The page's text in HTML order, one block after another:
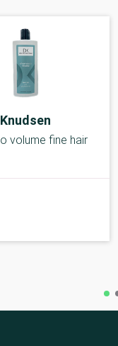
volume fine hair